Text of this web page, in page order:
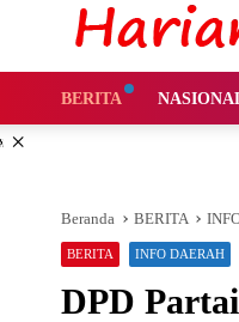
BERITA
×
Beranda BERITA
BERITA INFO DAERAH
DPD